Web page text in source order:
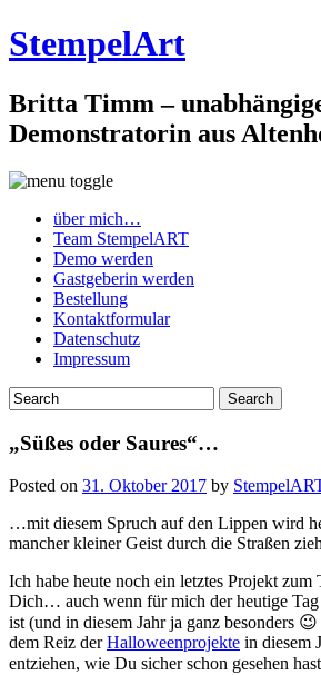
StempelArt
Britta Timm –
Demonstratorin aus
über mich…
Team StempelART
Demo werden
Gastgeberin werden
Bestellung
Kontaktformular
Datenschutz
Impressum
„Süßes oder Saures“…
Posted on 31. Oktober 2017 by
…mit diesem Spruch auf den Lippen wird
mancher kleiner Geist durch die Straßen
Ich habe heute noch ein letztes Projekt
Dich… auch wenn für mich der heutige Tag
ist (und in diesem Jahr ja ganz besonders
dem Reiz derHalloweenprojekte in diesem
entziehen, wie Du sicher schon gesehen